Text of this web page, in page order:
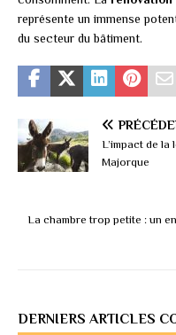
représente un immense
du secteur du bâtiment.
L’impact de la
Majorque
La chambre trop petite : un
DERNIERS ARTICLES